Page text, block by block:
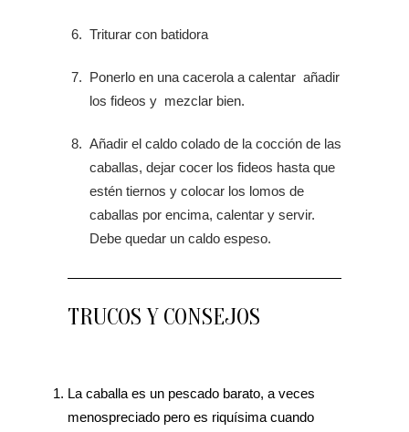
Triturar con batidora
Ponerlo en una cacerola a calentar añadir
los fideos y mezclar bien.
Añadir el caldo colado de la cocción de las
caballas, dejar cocer los fideos hasta que
estén tiernos y colocar los lomos de
caballas por encima, calentar y servir.
Debe quedar un caldo espeso.
TRUCOS Y CONSEJOS
La caballa es un pescado barato, a veces
menospreciado pero es riquísima cuando